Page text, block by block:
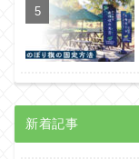
新着記事